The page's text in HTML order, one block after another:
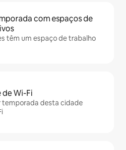
com espaços de
têm um espaço de trabalho
Wi-Fi
temporada desta cidade